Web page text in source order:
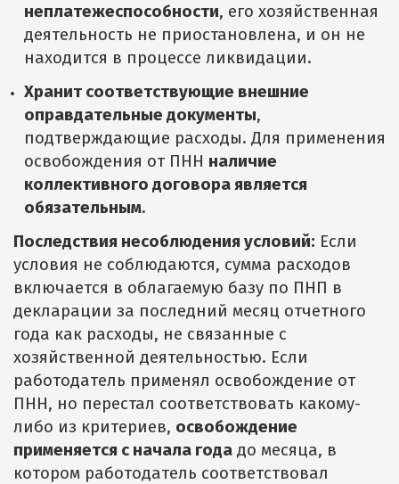
неплатежеспособности, его хозяйственная
деятельность не приостановлена, и он не
находится в процессе ликвидации.
Хранит соответствующие внешние
оправдательные документы,
подтверждающие расходы. Для применения
освобождения от ПНН наличие
коллективного договора является
обязательным.
Последствия несоблюдения условий: Если
условия не соблюдаются, сумма расходов
включается в облагаемую базу по ПНП в
декларации за последний месяц отчетного
года как расходы, не связанные с
хозяйственной деятельностью. Если
работодатель применял освобождение от
ПНН, но перестал соответствовать какому-
либо из критериев, освобождение
применяется с начала года до месяца, в
котором работодатель соответствовал